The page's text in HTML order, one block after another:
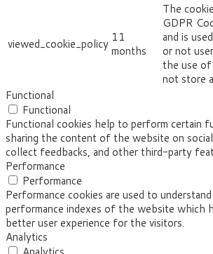
viewed_cookie_policy 11
months
The
GDPR
and is
or not
the use
not store
Functional
Functional
Functional cookies help to perform certain
sharing the content of the website on
collect feedbacks, and other third-party
Performance
Performance
Performance cookies are used to
performance indexes of the website which
better user experience for the visitors.
Analytics